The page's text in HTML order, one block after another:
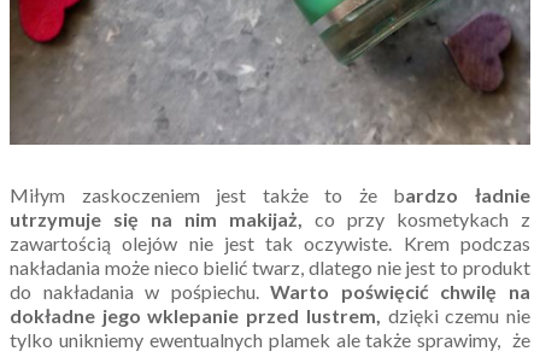
Miłym zaskoczeniem jest także to że bardzo ładnie
utrzymuje się na nim makijaż,
co przy kosmetykach z
zawartością olejów nie jest tak oczywiste. Krem podczas
nakładania może nieco bielić twarz, dlatego nie jest to produkt
do nakładania w pośpiechu.Warto poświęcić chwilę na
dokładne jego wklepanie przed lustrem, dzięki czemu nie
tylko unikniemy ewentualnych plamek ale także sprawimy, że